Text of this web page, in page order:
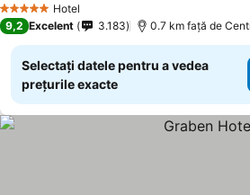
5 Stele Hotel
9,2 Excelent 3.183 0.7 km faţă de
Selectați datele pentru a vedea
prețurile exacte